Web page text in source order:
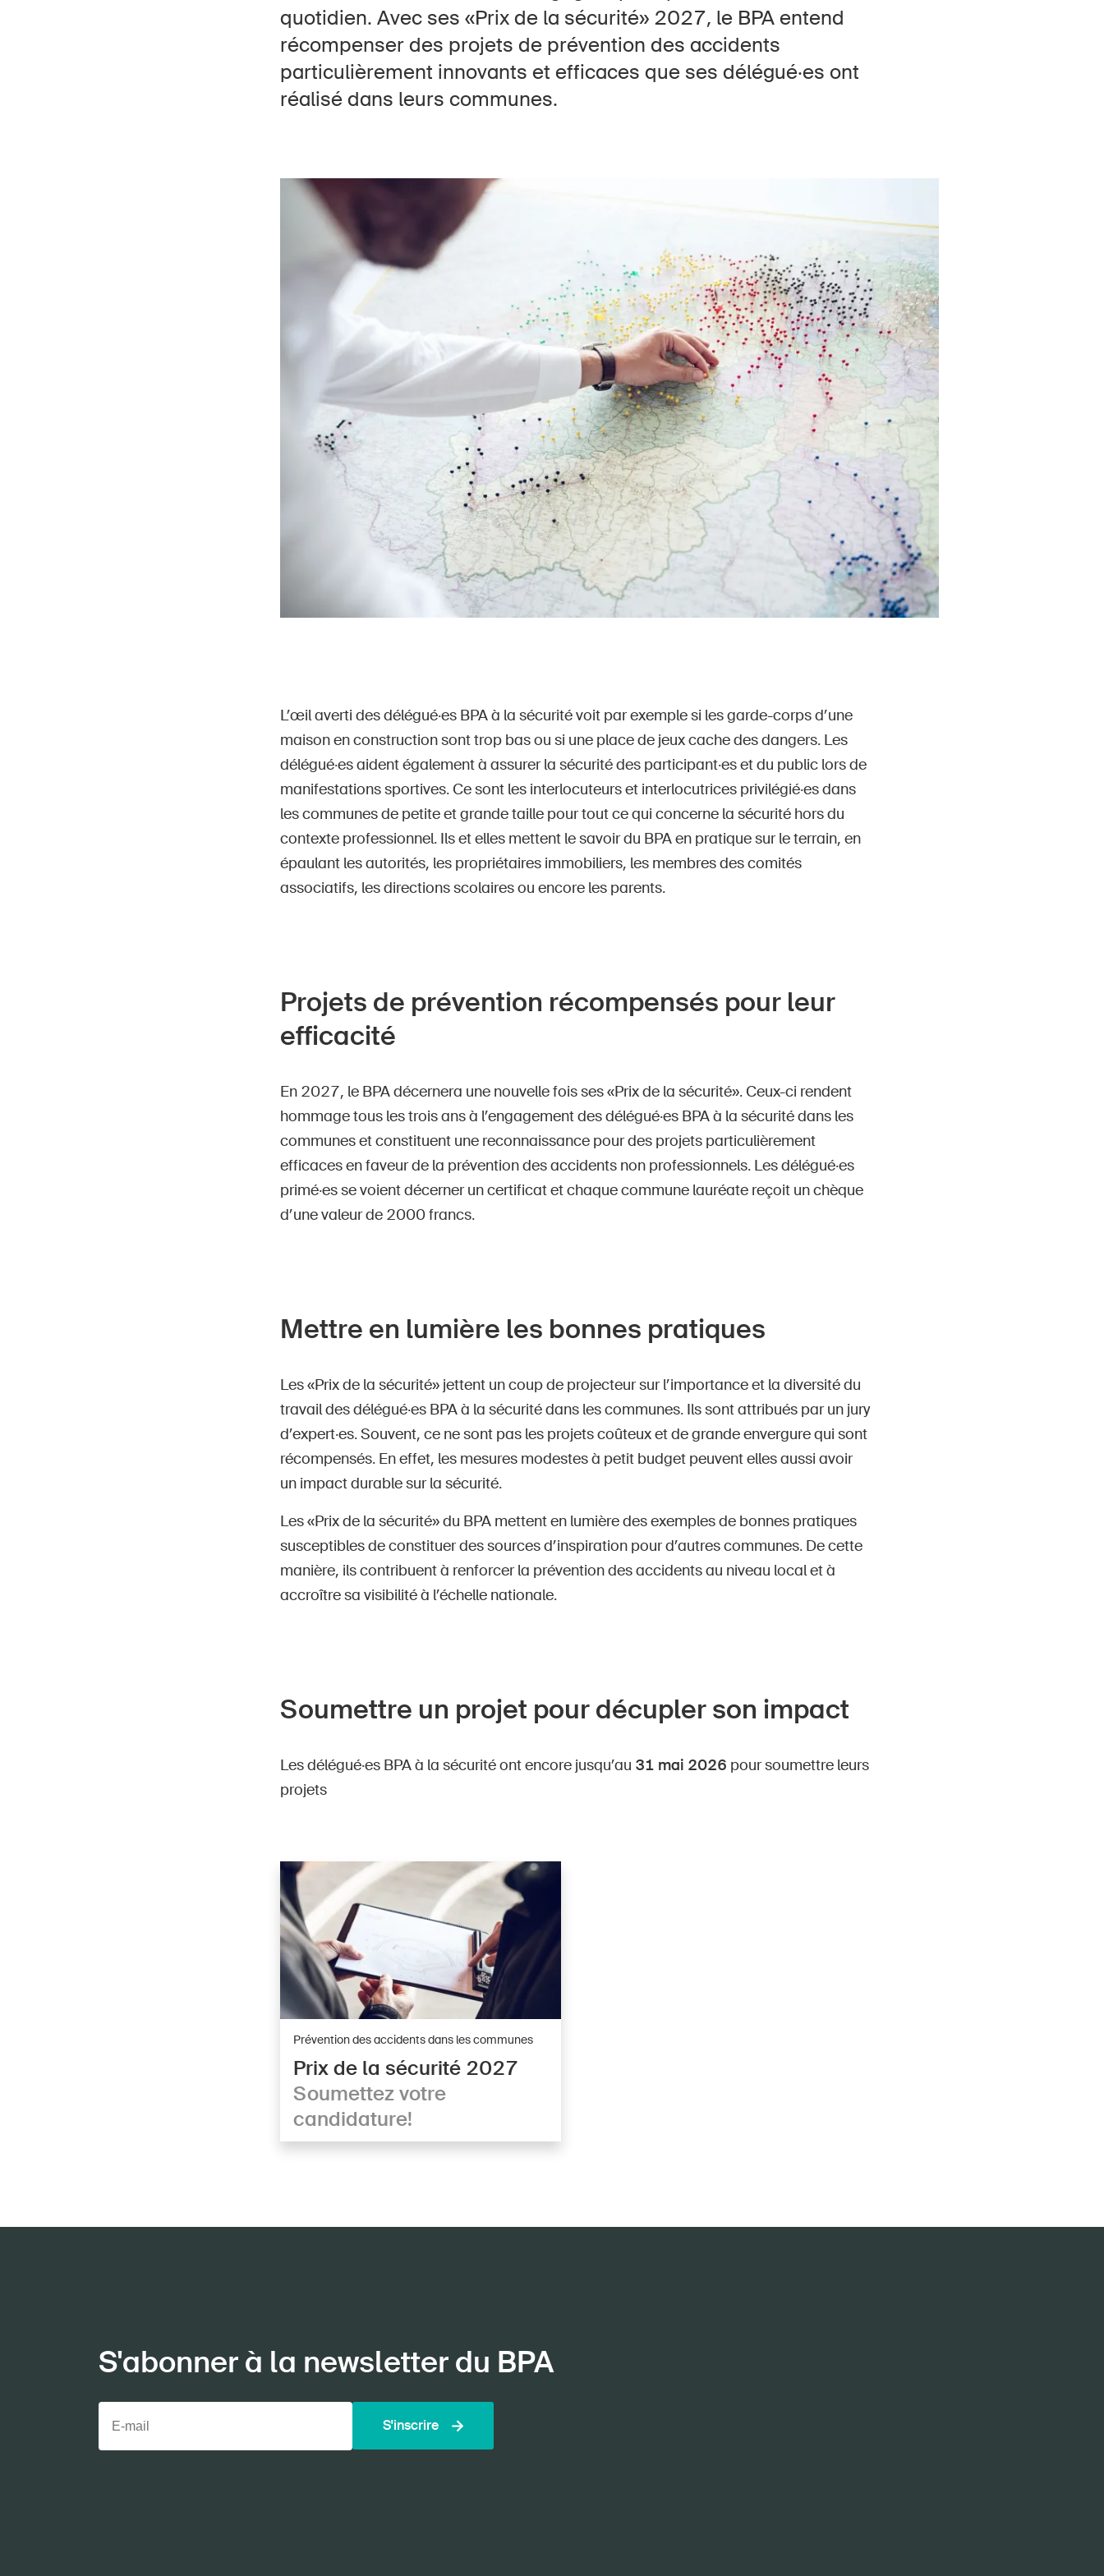
Contact et conseil
quotidien. Avec ses «Prix de la sécurité» 2027, le BPA entend
récompenser des projets de prévention des accidents
particulièrement innovants et efficaces que ses délégué·es ont
réalisé dans leurs communes.
L’œil averti des délégué·es BPA à la sécurité voit par exemple si les garde-corps d’une
maison en construction sont trop bas ou si une place de jeux cache des dangers. Les
délégué·es aident également à assurer la sécurité des participant·es et du public lors de
manifestations sportives. Ce sont les interlocuteurs et interlocutrices privilégié·es dans
les communes de petite et grande taille pour tout ce qui concerne la sécurité hors du
contexte professionnel. Ils et elles mettent le savoir du BPA en pratique sur le terrain, en
épaulant les autorités, les propriétaires immobiliers, les membres des comités
associatifs, les directions scolaires ou encore les parents.
Projets de prévention récompensés pour leur
efficacité
En 2027, le BPA décernera une nouvelle fois ses «Prix de la sécurité». Ceux-ci rendent
hommage tous les trois ans à l’engagement des délégué·es BPA à la sécurité dans les
communes et constituent une reconnaissance pour des projets particulièrement
efficaces en faveur de la prévention des accidents non professionnels. Les délégué·es
primé·es se voient décerner un certificat et chaque commune lauréate reçoit un chèque
d’une valeur de 2000 francs.
Mettre en lumière les bonnes pratiques
Les «Prix de la sécurité» jettent un coup de projecteur sur l’importance et la diversité du
travail des délégué·es BPA à la sécurité dans les communes. Ils sont attribués par un jury
d’expert·es. Souvent, ce ne sont pas les projets coûteux et de grande envergure qui sont
récompensés. En effet, les mesures modestes à petit budget peuvent elles aussi avoir
un impact durable sur la sécurité.
Les «Prix de la sécurité» du BPA mettent en lumière des exemples de bonnes pratiques
susceptibles de constituer des sources d’inspiration pour d’autres communes. De cette
manière, ils contribuent à renforcer la prévention des accidents au niveau local et à
accroître sa visibilité à l’échelle nationale.
Soumettre un projet pour décupler son impact
Les délégué·es BPA à la sécurité ont encore jusqu’au 31 mai 2026 pour soumettre leurs
projets
Prix de la sécurité 2027
Soumettez votre
candidature!
Prévention des accidents dans les communes
S'abonner à la newsletter du BPA
S'inscrire